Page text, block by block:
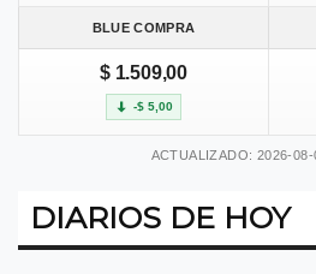
BLUE COMPRA
$ 1.509,00
-$ 5,00
ACTUALIZADO: 2026-
DIARIOS DE HOY